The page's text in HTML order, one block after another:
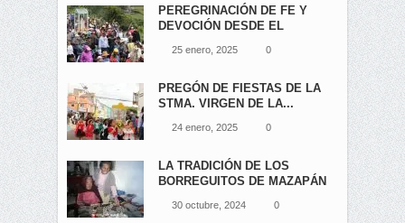
PEREGRINACIÓN DE FE Y
DEVOCIÓN DESDE EL
25 enero, 2025 0
PREGÓN DE FIESTAS DE LA
STMA. VIRGEN DE LA...
24 enero, 2025 0
LA TRADICIÓN DE LOS
BORREGUITOS DE MAZAPÁN
30 octubre, 2024 0